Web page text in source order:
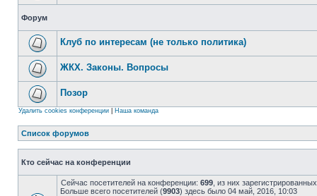
Форум
Клуб по интересам (не только политика)
ЖКХ. Законы. Вопросы
Позор
Удалить cookies конференции Наша команда
Список форумов
Кто сейчас на конференции
Сейчас посетителей на конференции: 699 , из них
Больше всего посетителей (9903) здесь было 04 май, 2016, 10:03